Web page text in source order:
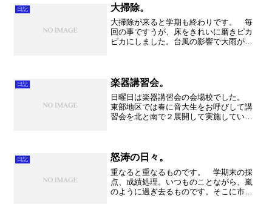
行って常任理事会。うーん...
日記 大掃除。
大掃除が来ると学期も終わりです。 毎
回の事ですうが、床をきれいに磨きピカ
ピカにしました。台風の影響で大雨が吹
績会議もありました。頑張っ...
日記 楽器講習会。
日曜日は楽器講習会の会場校でした。
東部地区では春に音大生をお呼びして講
習会を北と南で２展開して実施していま
れない生徒、入部したての...
日記 怒涛の日々。
重なると重なるものです。 学期末の採
点、成績処理。いつものことながら、嵐
のように過ぎ去るものです。そこに市民